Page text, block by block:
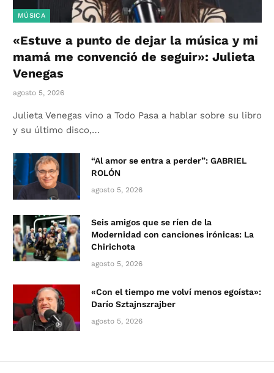
MÚSICA
«Estuve a punto de dejar la música y mi
mamá me convenció de seguir»: Julieta
Venegas
agosto 5, 2026
Julieta Venegas vino a Todo Pasa a hablar sobre su libro
y su último disco,…
“Al amor se entra a perder”: GABRIEL
ROLÓN
agosto 5, 2026
Seis amigos que se ríen de la
Modernidad con canciones irónicas: La
Chirichota
agosto 5, 2026
«Con el tiempo me volví menos egoísta»:
Darío Sztajnszrajber
agosto 5, 2026